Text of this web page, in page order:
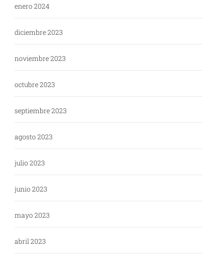
enero 2024
diciembre 2023
noviembre 2023
octubre 2023
septiembre 2023
agosto 2023
julio 2023
junio 2023
mayo 2023
abril 2023